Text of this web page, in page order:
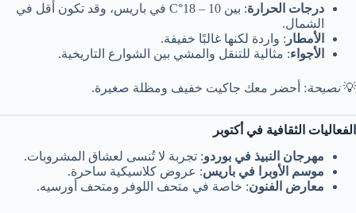
درجات الحرارة
: بين 10 – 18°C في باريس، وقد تكون أقل في
الشمال.
الأمطار : واردة لكنها غالبًا خفيفة.
الأجواء: مثالية للتنقل والمشي بين الشوارع التاريخية.
💡نصيحة: أحضر معك جاكيت خفيف ومظلة صغيرة.
الفعاليات الثقافية في أكتوبر
مهرجان النبيذ في بوردو: تجربة لا تُنسى لعشاق المشروبات.
موسم الأوبرا في باريس: عروض كلاسيكية ساحرة.
معارض الفنون: خاصة في متحف اللوفر ومتحف أورسيه.